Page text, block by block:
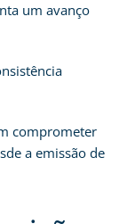
um avanço
comprometer
a emissão de